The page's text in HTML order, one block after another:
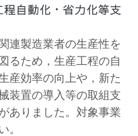
自動化・省力化等支
連製造業者の生産性を
るため，生産工程の自
産効率の向上や，新た
装置の導入等の取組支
ありました。対象事業
。